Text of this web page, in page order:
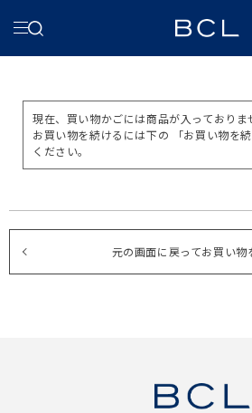
現在、買い物かごには商品が入っておりま
お買い物を続けるには下の 「お買い物を
ください。
元の画面に戻ってお買い物